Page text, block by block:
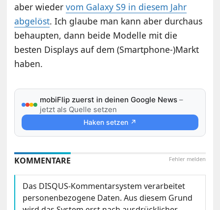
aber wiedervom Galaxy S9 in diesem Jahr
abgelöst. Ich glaube man kann aber durchaus
behaupten, dann beide Modelle mit die
besten Displays auf dem (Smartphone-)Markt
haben.
mobiFlip zuerst in deinen Google News –
jetzt als Quelle setzen
Haken setzen ↗
Fehler melden
KOMMENTARE
Das DISQUS-Kommentarsystem verarbeitet
personenbezogene Daten. Aus diesem Grund